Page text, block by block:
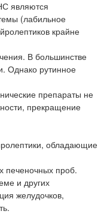
являются
(лабильное
крайне
В большинстве
Однако рутинное
препараты не
прекращение
обладающие
печеночных проб.
и других
желудочков,